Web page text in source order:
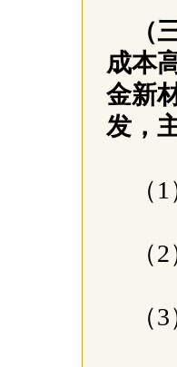
（
成本
金新
发，
（
（
（